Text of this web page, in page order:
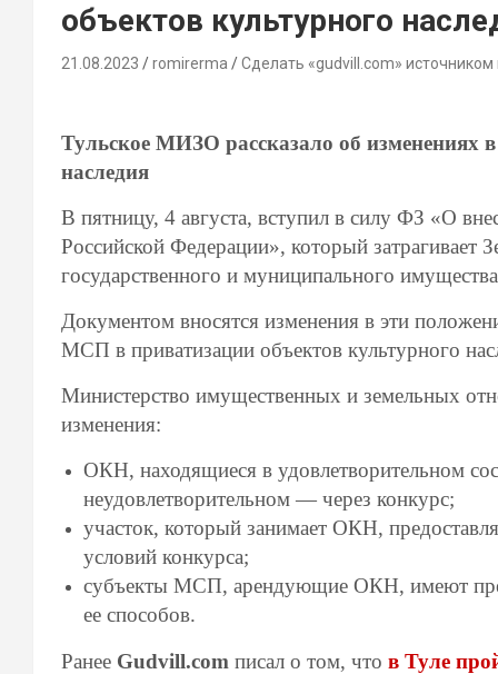
объектов культурного
21.08.2023 romirerma Сделать «gudvill.com» источником
Тульское МИЗО рассказало об изменениях
наследия
В пятницу, 4 августа, вступил в силу ФЗ «О
Российской Федерации», который
государственного и муниципального
Документом вносятся изменения в эти
МСП в приватизации объектов культурного
Министерство имущественных и земельных
изменения:
ОКН, находящиеся в удовлетворительном
неудовлетворительном — через конкурс;
участок, который занимает ОКН,
условий конкурса;
субъекты МСП, арендующие ОКН, имеют
ее способов.
Ранее Gudvill.com писал о том, что в Туле